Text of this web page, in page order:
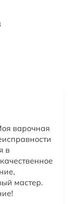
варочная
в
мастер.